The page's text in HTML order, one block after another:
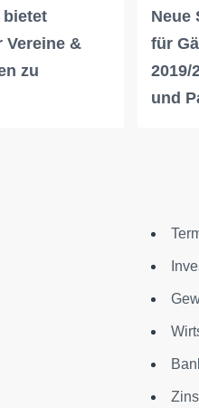
bietet
Vereine &
zu
Neue
für
2019/
und